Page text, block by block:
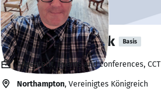
Barry Joseph Peck Basis
Angestellt, Events and conferences, CCT
Northampton, Vereinigtes Königreich